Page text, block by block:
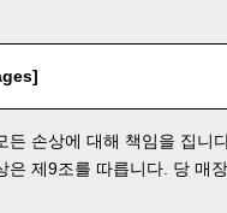
든 손상에 대해 책임을 집니
은 제9조를 따릅니다. 당 매